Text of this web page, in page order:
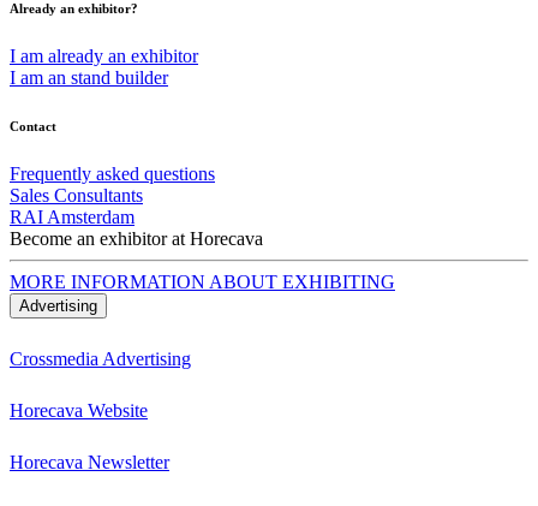
Already an exhibitor?
I am already an exhibitor
I am an stand builder
Contact
Frequently asked questions
Sales Consultants
RAI Amsterdam
Become an exhibitor at Horecava
MORE INFORMATION ABOUT EXHIBITING
Advertising
Crossmedia Advertising
Horecava Website
Horecava Newsletter